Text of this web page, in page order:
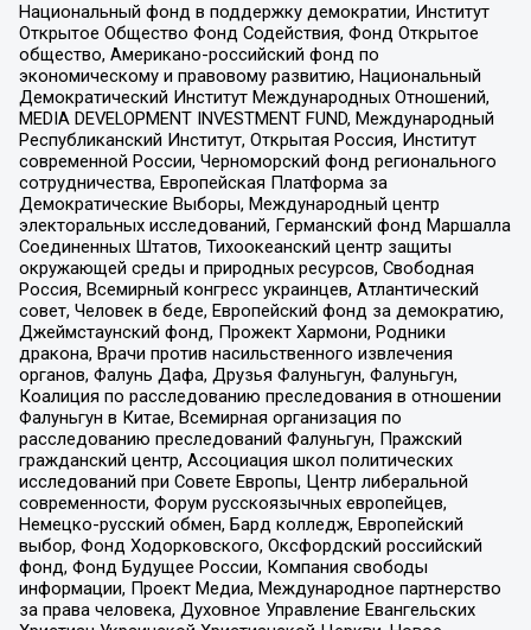
Национальный фонд в поддержку демократии, Институт
Открытое Общество Фонд Содействия, Фонд Открытое
общество, Американо-российский фонд по
экономическому и правовому развитию, Национальный
Демократический Институт Международных Отношений,
MEDIA DEVELOPMENT INVESTMENT FUND, Международный
Республиканский Институт, Открытая Россия, Институт
современной России, Черноморский фонд регионального
сотрудничества, Европейская Платформа за
Демократические Выборы, Международный центр
электоральных исследований, Германский фонд Маршалла
Соединенных Штатов, Тихоокеанский центр защиты
окружающей среды и природных ресурсов, Свободная
Россия, Всемирный конгресс украинцев, Атлантический
совет, Человек в беде, Европейский фонд за демократию,
Джеймстаунский фонд, Прожект Хармони, Родники
дракона, Врачи против насильственного извлечения
органов, Фалунь Дафа, Друзья Фалуньгун, Фалуньгун,
Коалиция по расследованию преследования в отношении
Фалуньгун в Китае, Всемирная организация по
расследованию преследований Фалуньгун, Пражский
гражданский центр, Ассоциация школ политических
исследований при Совете Европы, Центр либеральной
современности, Форум русскоязычных европейцев,
Немецко-русский обмен, Бард колледж, Европейский
выбор, Фонд Ходорковского, Оксфордский российский
фонд, Фонд Будущее России, Компания свободы
информации, Проект Медиа, Международное партнерство
за права человека, Духовное Управление Евангельских